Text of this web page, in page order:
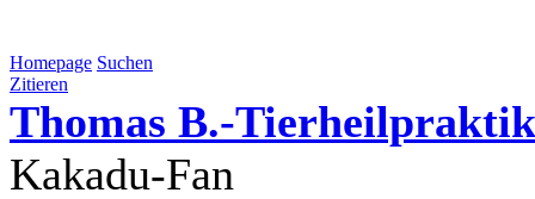
Homepage Suchen
Zitieren
Thomas B.-
Kakadu-Fan